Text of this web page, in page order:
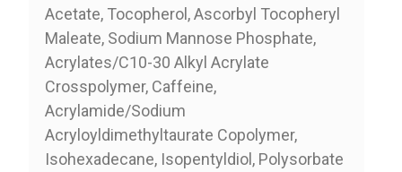
Acetate, Tocopherol, Ascorbyl Tocopheryl
Maleate, Sodium Mannose Phosphate,
Acrylates/C10-30 Alkyl Acrylate
Crosspolymer, Caffeine,
Acrylamide/Sodium
Acryloyldimethyltaurate Copolymer,
Isohexadecane, Isopentyldiol, Polysorbate